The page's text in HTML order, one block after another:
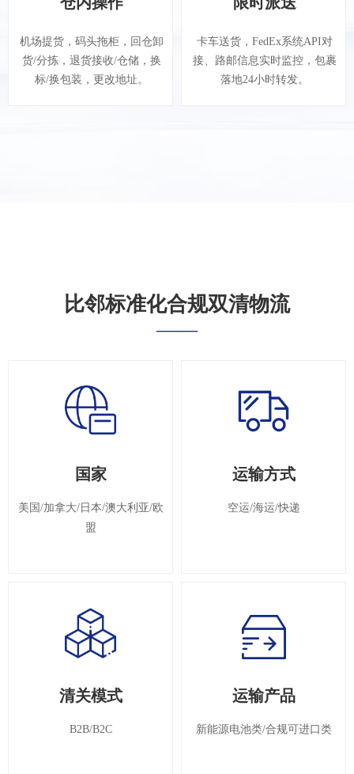
机场提货，码头拖柜，回仓卸
货/分拣，退货接收/仓储，换
标/换包装，更改地址。
机场提货，码头拖柜，回仓卸
货/分拣，退货接收/仓储，换
标/换包装，更改地址。
卡车送货，FedEx系统API对
接、路邮信息实时监控，包裹
落地24小时转发。
卡车送货，FedEx系统API对
接、路邮信息实时监控，包裹
落地24小时转发。
比邻标准化合规双清物流
——
国家
美国/加拿大/日本/澳大利亚/欧
盟
运输方式
空运/海运/快递
清关模式
B2B/B2C
运输产品
新能源电池类/合规可进口类